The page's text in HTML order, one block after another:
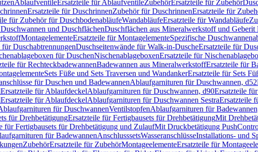
AblaufventileErsatzteile für AblaufventileZubehörErsatzteile für Zubehör
Ersatzteile für DuschrinnenZubehör für DuschrinnenErsatzteile für
für Zubehör für DuschbodenabläufeWandabläufeErsatzteile für Wandabläufe
und DuschflächenDuschflächen aus Mineralwerkstoff und
MontagelementeErsatzteile für MontagelementeSpezifische
für DuschabtrennungenDuschseitenwände für Walk-in-DuscheErsatzteile für
für DuschenNischenablageboxenErsatzteile für
für RechteckbadewannenBadewannen aus MineralwerkstoffErsatzteile für
Sets Füße und Sets Traversen und WandankerErsatzteile für Sets
für Duschen und BadewannenAblaufgarnituren für Duschwannen, d52
Ersatzteile für AblaufdeckelAblaufgarnituren für Duschwannen, d90Ersatzteile
Ersatzteile für AblaufdeckelAblaufgarnituren für Duschwannen SestraErsatzteile
für DuschwannenVentilstopfenAblaufgarnituren für
für DrehbetätigungErsatzteile für Fertigbausets für DrehbetätigungMit
für Fertigbausets für Drehbetätigung und ZulaufMit Druckbetätigung
für BadewannenAnschlusssetsWasseranschlüsseInstallations- und
ZubehörErsatzteile für ZubehörMontageelementeErsatzteile für